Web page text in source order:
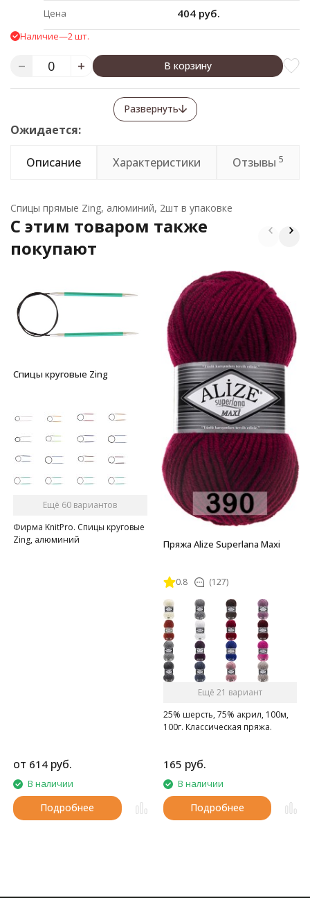
Цена 404 руб.
Наличие—2 шт.
В корзину
Развернуть
Ожидается:
Описание Характеристики Отзывы 5
Спицы прямые Zing, алюминий, 2шт в упаковке
C этим товаром также
покупают
Спицы круговые Zing
Ещё 60 вариантов
Фирма KnitPro. Спицы круговые
Zing, алюминий
от 614 руб.
В наличии
Подробнее
Пряжа Alize Superlana Maxi
0.8 (127)
Ещё 21 вариант
25% шерсть, 75% акрил, 100м,
100г. Классическая пряжа.
165 руб.
В наличии
Подробнее